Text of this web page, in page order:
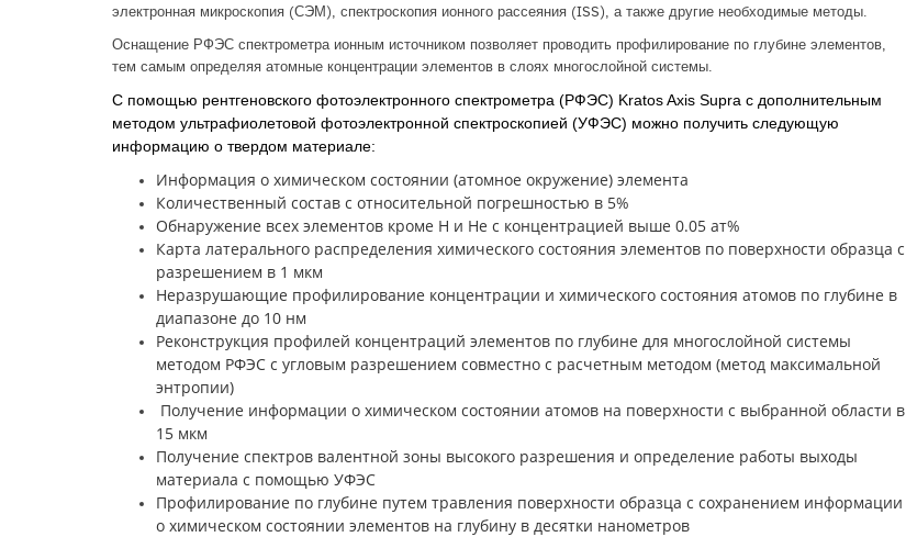
электронная микроскопия (СЭМ), спектроскопия ионного рассеяния (ISS), а также другие необходимые методы.
Оснащение РФЭС спектрометра ионным источником позволяет проводить профилирование по глубине элементов,
тем самым определяя атомные концентрации элементов в слоях многослойной системы.
С помощью рентгеновского фотоэлектронного спектрометра (РФЭС) Kratos Axis Supra с дополнительным
методом ультрафиолетовой фотоэлектронной спектроскопией (УФЭС) можно получить следующую
информацию о твердом материале:
Информация о химическом состоянии (атомное окружение) элемента
Количественный состав с относительной погрешностью в 5%
Обнаружение всех элементов кроме H и Hе с концентрацией выше 0.05 ат%
Карта латерального распределения химического состояния элементов по поверхности образца с
разрешением в 1 мкм
Неразрушающие профилирование концентрации и химического состояния атомов по глубине в
диапазоне до 10 нм
Реконструкция профилей концентраций элементов по глубине для многослойной системы
методом РФЭС с угловым разрешением совместно с расчетным методом (метод максимальной
энтропии)
Получение информации о химическом состоянии атомов на поверхности с выбранной области в
15 мкм
Получение спектров валентной зоны высокого разрешения и определение работы выходы
материала с помощью УФЭС
Профилирование по глубине путем травления поверхности образца с сохранением информации
о химическом состоянии элементов на глубину в десятки нанометров